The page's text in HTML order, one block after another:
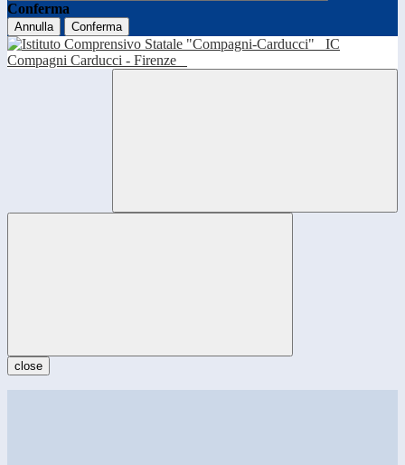
Conferma
Annulla Conferma
IC
Compagni Carducci - Firenze
close